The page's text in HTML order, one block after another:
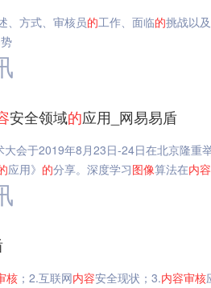
、方式、审核员的工作、面临的挑战以
安全领域的应用_网易易盾
会于2019年8月23日-24日在北京隆
应用》 的分享。深度学习图像算法在内容
核 ；2.互联网内容安全现状；3.内容审核